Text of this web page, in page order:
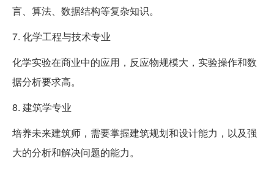
言、算法、数据结构等复杂知识。
7. 化学工程与技术专业
化学实验在商业中的应用，反应物规模大，实验操作和数
据分析要求高。
8. 建筑学专业
培养未来建筑师，需要掌握建筑规划和设计能力，以及强
大的分析和解决问题的能力。